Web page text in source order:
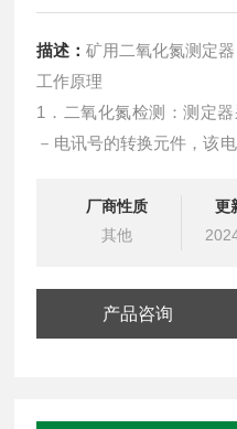
描述：矿用二氧化氮测定
工作原理
1．二氧化氮检测：测定
－电讯号的转换元件，该电讯号经
报警点
厂商性质
其他
更
产品咨询